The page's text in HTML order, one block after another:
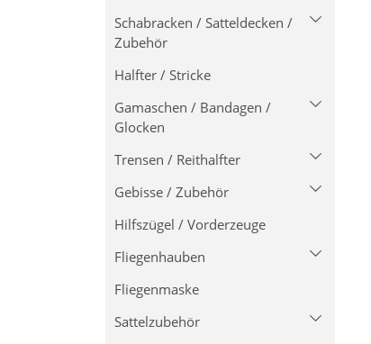
Winterdecken
Ausreitdecke
Ekzemer Decken
Schabracken / Satteldecken /
Zubehör
Eskadron
Eskadron by Klawunde
Pads
Unterlage
Turnier-/Kordelschabracke
Halfter / Stricke
Gamaschen / Bandagen /
Glocken
Gamaschen
Bandagen
Glocken
Unterlagen
Trensen / Reithalfter
Trensen
Kandaren
Reithalfter
Zügel
Stirnbänder
Gebisse / Zubehör
acavallo
Wassertrense einfach
Hilfszügel / Vorderzeuge
Fliegenhauben
Eskadron ohne Kordel
Eskadron 1 Kordel
Fliegenmaske
Sattelzubehör